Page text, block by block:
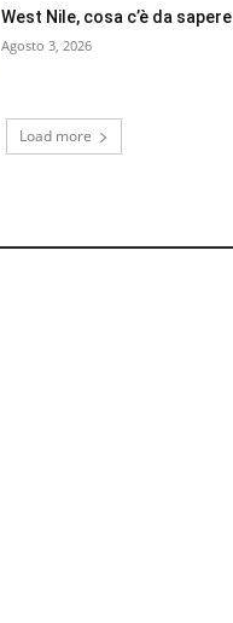
West Nile, cosa c’è da sapere
Agosto 3, 2026
Load more